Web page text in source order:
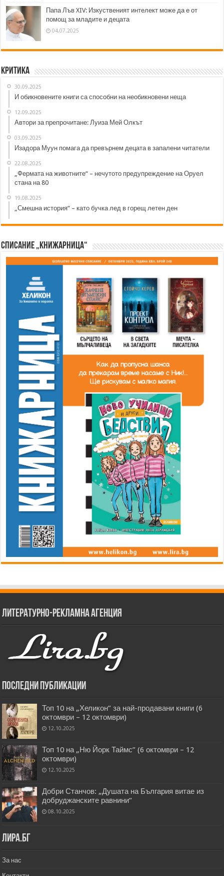
Папа Лъв XIV: Изкуственият интелект може да е от
помощ за младите и децата
04.07.2025
Критика
30.09.2025
И обикновените книги са способни на необикновени неща
12.09.2025
Автори за препрочитане: Луиза Мей Олкът
03.09.2025
Изадора Муун помага да превърнем децата в запалени читатели
22.08.2025
„Фермата на животните“ – нечутото предупреждение на Оруел
стана на 80
19.08.2025
„Смешна история“ – като бучка лед в горещ летен ден
Списание „Книжарница“
Литературно-рекламна агенция
Последни публикации
Топ 10 на „Хеликон” за най-продавани книги (6
октомври – 12 октомври)
12.10.2025
Топ 10 на „Ню Йорк Таймс” (6 октомври – 12
октомври)
12.10.2025
Добри Станчов: „Душата на България витае из
добруджанските равнини“
08.10.2025
Лира.бг
За нас